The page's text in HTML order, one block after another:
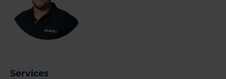
Services